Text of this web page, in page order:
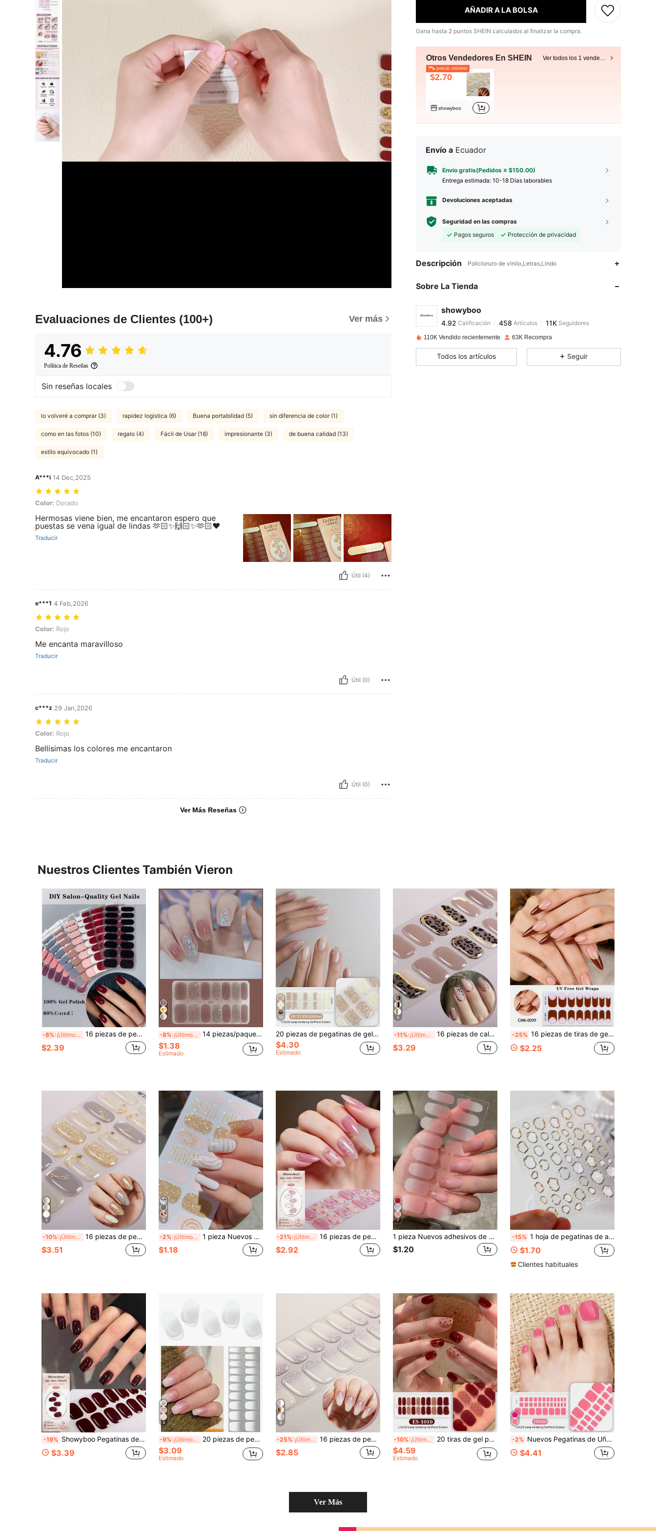
Evaluaciones de Clientes (100+) Ver más
4.76
Política de Reseñas
Sin reseñas locales
lo volveré a comprar (3) rapidez logística (6) Buena portabilidad (5) sin diferencia de color (1)
como en las fotos (10) regalo (4) Fácil de Usar (18) impresionante (3) de buena calidad (13)
estilo equivocado (1)
A***i 14 Dec,2025
Color: Dorado
Color: Dorado
Hermosas viene bien, me encantaron espero que
puestas se vena igual de lindas 🫶🏻✨🙌🏻✨🫶🏻❤️
Traducir
Útil (4)
e***1 4 Feb,2026
Color: Rojo
Color: Rojo
Me encanta maravilloso
Traducir
Útil (0)
c***z 29 Jan,2026
Color: Rojo
Color: Rojo
Bellisimas los colores me encantaron
Traducir
Útil (0)
Ver Más Reseñas
AÑADIR A LA BOLSA
Gana hasta 2 puntos SHEIN calculados al finalizar la compra.
Otros Vendedores En SHEIN Ver todos los 1 vendedores
precio mínimo
$2.70
showyboo
Envío a Ecuador
Envío gratis(Pedidos ≥ $150.00)
Entrega estimada: 10-18 Días laborables
Devoluciones aceptadas
Seguridad en las compras
Pagos seguros
Protección de privacidad
Descripción Policloruro de vinilo,Letras,Lindo
Sobre La Tienda
showyboo
4.92
4.92
Calificación
k***3seguidoHace 1 día
4.92
110K Vendido recientemente 63K Recompra
Todos los artículos Seguir
Nuestros Clientes También Vieron
-8% ¡Últimos 3 días 16 piezas de pegatinas de gel de uñas semi-curadas, rojas de otoño/invierno, autoadhesivas para cubrir toda la uña, compatibles con todas las lámparas de uñas, pegatinas decorativas de uñas DIY, adecuadas para uso en salones de uñas y mujeres y niñas, calidad de salón, fácil de aplicar, ideal para manicura casera DIY de mujeres
$2.39
-8% ¡Últimos 3 días 14 piezas/paquete Pegatinas de uñas de unicolor Mint Mojito delgadas y ligeras, adecuadas para todo tipo de uñas, versátiles para manualidades de arte de uñas
$1.38
Estimado
10
20 piezas de pegatinas de gel semi-curado para uñas, calidad de salón duradera, fáciles de aplicar y quitar, requiere curado con luz UV
$4.30
Estimado
6
-11% ¡Últimos 3 días 16 piezas de calcomanías de uñas de gel semi-curado con estampado de leopardo, línea marrón y dorada de cobertura completa, arte de uñas fácil, calidad de salón, decoraciones de uñas DIY para el hogar de mujeres, suministros para uñas
$3.29
-25% 16 piezas de tiras de gel para uñas rojas estilo francés sin UV, envolturas de uñas con línea dorada de otoño, perfectas para atuendos de otoño de mujeres y arte de uñas DIY
$2.25
5
-10% ¡Últimos 3 días 16 piezas de pegatinas de uñas de gel semi-curado, pegatinas de uñas completas con línea de brillo dorado minimalista, fáciles de aplicar, requieren lámpara UV, adecuadas para uso diario de mujeres, citas y manicura casera DIY
$3.51
6
-2% ¡Últimos 3 días 1 pieza Nuevos adhesivos para uñas con estampado de leopardo, adhesivos de arte de uñas removibles y resistentes al agua, calcomanías para uñas para mujeres, fácil de usar, adecuado para vacaciones, fiestas, regalos de cumpleaños, suministros para uñas
$1.18
-21% ¡Últimos 3 días 16 piezas de pegatinas de uñas de gel semi-curado con diseño floral dorado y rosa claro para /verano, diseño de flores con brillo, fácil de aplicar y retirar, adecuado para mujeres y niñas para salidas, viajes, reuniones, manualidades, requiere lámpara UV
$2.92
7
1 pieza Nuevos adhesivos de uñas de color degradado, envoltorios completos para uñas, pegatinas de arte de uñas impermeables y fáciles de usar, adecuadas para decoraciones festivas, fiestas, regalos de cumpleaños y suministros para uñas
$1.20
-15% 1 hoja de pegatinas de arte de uñas con estampado en caliente de metal 5D, pegatinas de arte de uñas DIY con cuentas de oro y plata de colores, concha y diseño de mano
$1.70
Clientes habituales
-19% Showyboo Pegatinas de Uñas de Gel Semi-Curadas 16 piezas, Diseño Elegante de Color Borgoña que Favorece la Piel, Envolturas de Uñas de Cobertura Completa, Duraderas y Resistentes al Desgaste, Protegen las Uñas Naturales, Adecuadas para Mujeres y Niñas Uso Diario, Fiesta, Cita y Suministros de Uñas para Vacaciones
$3.39
4
-9% ¡Últimos 3 días 20 piezas de pegatinas de gel para uñas semi-curadas de color blanco lechoso, calcomanías de gel para uñas de cobertura completa de larga duración y color de moda
$3.09
Estimado
6
-25% ¡Últimos 3 días 16 piezas de pegatinas de gel semi-curadas para uñas en color blanco nude, calcomanías de gel autoadhesivas con degradado de purpurina, calidad de salón, fáciles de aplicar, adecuadas para manicura DIY de citas y vacaciones para mujeres
$2.85
-10% ¡Últimos 3 días 20 tiras de gel para uñas semi-curadas, de grado salón, duraderas, fáciles de aplicar y retirar, requieren curado con lámpara UV
$4.59
Estimado
-2% Nuevos Pegatinas de Uñas de los Pies de Gel Semi-Curado de Verano, Diseño de Brillo Flash, En Stock al Por Mayor, Impermeables & Duraderas
$4.41
Ver Más